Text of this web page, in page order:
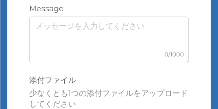
Message
0/1000
添付ファイル
少なくとも1つの添付ファイルをアップロード
してください